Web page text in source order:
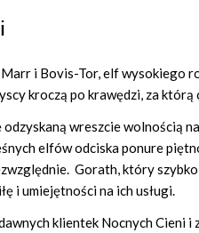
i Bovis-Tor, elf wysokiego
kroczą po krawędzi, za którą
wreszcie wolnością
elfów odciska ponure
Gorath, który
i umiejętności na ich usługi.
klientek Nocnych Cieni i